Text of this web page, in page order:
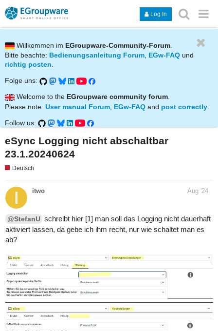
Log In
Willkommen im EGroupware-Community-Forum
Bitte beachte: Bedienungsanleitung Forum, EGw-FAQ und
richtig posten.
Folge uns:
Welcome to the EGroupware community forum.
Please note: User manual Forum EGw-FAQ and post correctly
Follow us:
eSync Logging nicht abschaltbar
23.1.20240624
Deutsch
itwo Aug '24
@StefanU schreibt hier [1] man soll das Logging nicht dauerhaft
aktiviert lassen, da gebe ich ihm recht, nur wie schaltet man es
ab?